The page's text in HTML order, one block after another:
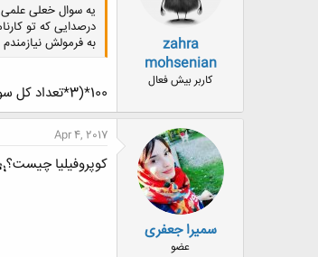
zahra
mohsenian
کاربر بیش فعال
یه سوال خعلی علمی
درصدایی که تو
به فرمولش نیازمندم
100*(3*تعداد کل سوالاها/(تعداد سوالای غلط-3*تعداد سوالای صحیح))
سمیرا جعفری
عضو
Apr 4, 2017
کوپروفیلیا چیست؟